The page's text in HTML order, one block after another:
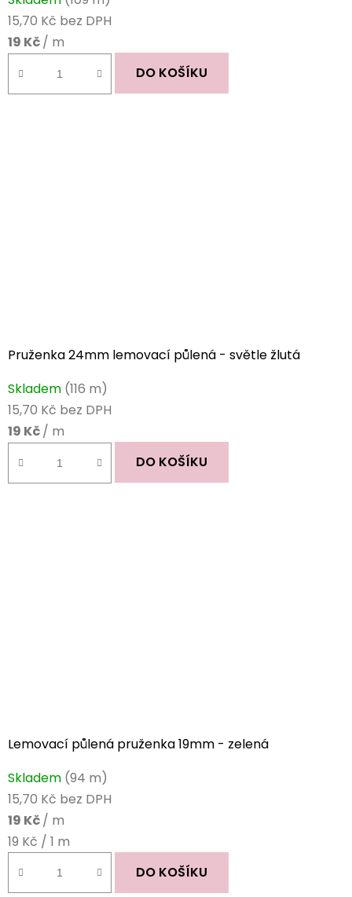
hodnocení
produktu
je
5,0
z
15,70 Kč bez DPH
19 Kč/ m
DO KOŠÍKU
Pruženka 24mm lemovací půlená - světle žlutá
Skladem (116 m)
15,70 Kč bez DPH
19 Kč/ m
DO KOŠÍKU
Lemovací půlená pruženka 19mm - zelená
Skladem (94 m)
15,70 Kč bez DPH
19 Kč/ m
Měrná
19 Kč / 1 m
DO KOŠÍKU